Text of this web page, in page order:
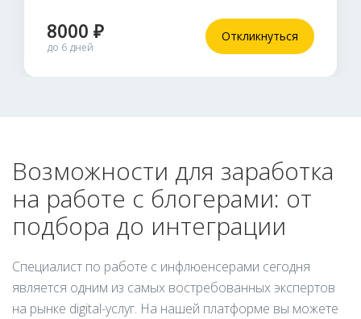
8000 ₽
до 6 дней
Откликнуться
Возможности для заработка
на работе с блогерами: от
подбора до интеграции
Специалист по работе с инфлюенсерами сегодня
является одним из самых востребованных экспертов
на рынке digital-услуг. На нашей платформе вы можете